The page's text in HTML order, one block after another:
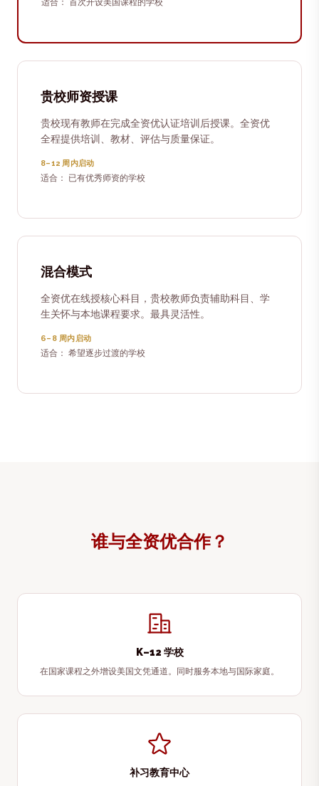
适合： 首次开设美国课程的学校
贵校师资授课
贵校现有教师在完成全资优认证培训后授课。全资优
全程提供培训、教材、评估与质量保证。
8–12 周内启动
适合： 已有优秀师资的学校
混合模式
全资优在线授核心科目，贵校教师负责辅助科目、学
生关怀与本地课程要求。最具灵活性。
6–8 周内启动
适合： 希望逐步过渡的学校
谁与全资优合作？
K–12 学校
在国家课程之外增设美国文凭通道。同时服务本地与国际家庭。
补习教育中心